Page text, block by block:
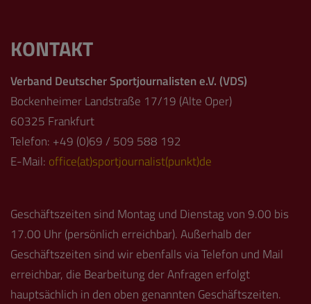
KONTAKT
Verband Deutscher Sportjournalisten e.V. (VDS)
Bockenheimer Landstraße 17/19 (Alte Oper)
60325 Frankfurt
Telefon: +49 (0)69 / 509 588 192
E-Mail: office(at)sportjournalist(punkt)de
Geschäftszeiten sind Montag und Dienstag von 9.00 bis
17.00 Uhr (persönlich erreichbar). Außerhalb der
Geschäftszeiten sind wir ebenfalls via Telefon und Mail
erreichbar, die Bearbeitung der Anfragen erfolgt
hauptsächlich in den oben genannten Geschäftszeiten.